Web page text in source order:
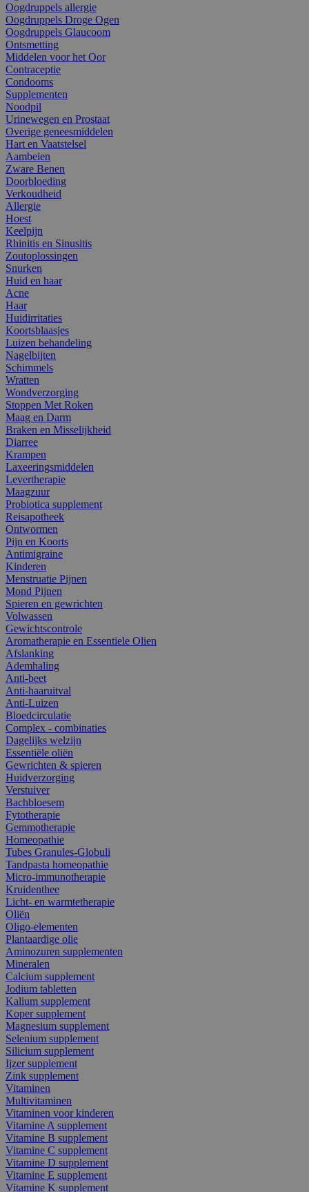
Oogdruppels allergie
Oogdruppels Droge Ogen
Oogdruppels Glaucoom
Ontsmetting
Middelen voor het Oor
Contraceptie
Condooms
Supplementen
Noodpil
Urinewegen en Prostaat
Overige geneesmiddelen
Hart en Vaatstelsel
Aambeien
Zware Benen
Doorbloeding
Verkoudheid
Allergie
Hoest
Keelpijn
Rhinitis en Sinusitis
Zoutoplossingen
Snurken
Huid en haar
Acne
Haar
Huidirritaties
Koortsblaasjes
Luizen behandeling
Nagelbijten
Schimmels
Wratten
Wondverzorging
Stoppen Met Roken
Maag en Darm
Braken en Misselijkheid
Diarree
Krampen
Laxeeringsmiddelen
Levertherapie
Maagzuur
Probiotica supplement
Reisapotheek
Ontwormen
Pijn en Koorts
Antimigraine
Kinderen
Menstruatie Pijnen
Mond Pijnen
Spieren en gewrichten
Volwassen
Gewichtscontrole
Aromatherapie en Essentiele Olien
Afslanking
Ademhaling
Anti-beet
Anti-haaruitval
Anti-Luizen
Bloedcirculatie
Complex - combinaties
Dagelijks welzijn
Essentiële oliën
Gewrichten & spieren
Huidverzorging
Verstuiver
Bachbloesem
Fytotherapie
Gemmotherapie
Homeopathie
Tubes Granules-Globuli
Tandpasta homeopathie
Micro-immunotherapie
Kruidenthee
Licht- en warmtetherapie
Oliën
Oligo-elementen
Plantaardige olie
Aminozuren supplementen
Mineralen
Calcium supplement
Jodium tabletten
Kalium supplement
Koper supplement
Magnesium supplement
Selenium supplement
Silicium supplement
Ijzer supplement
Zink supplement
Vitaminen
Multivitaminen
Vitaminen voor kinderen
Vitamine A supplement
Vitamine B supplement
Vitamine C supplement
Vitamine D supplement
Vitamine E supplement
Vitamine K supplement